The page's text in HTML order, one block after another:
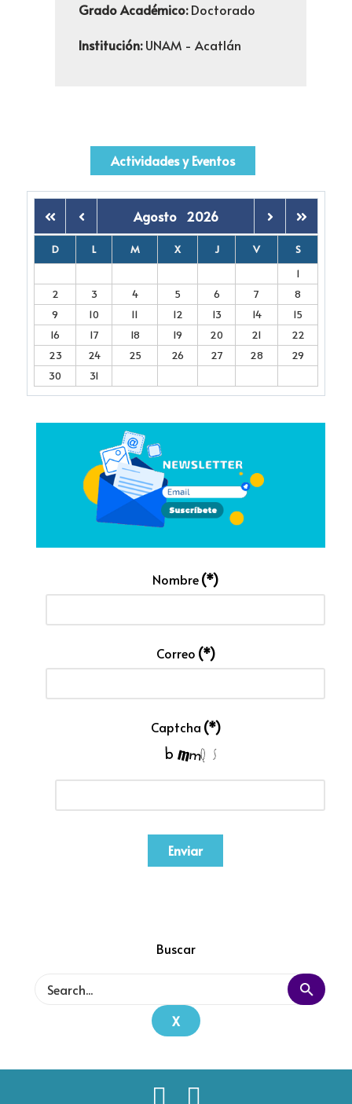
Grado Académico:Doctorado
Institución:UNAM - Acatlán
Actividades y Eventos
Agosto 2026
D L M X J V
S
1
2
3 4 5 6 7
8
9
10 11 12 13 14
15
16
17 18 19 20 21
22
23
24 25 26 27 28
29
30
31
Nombre(*)
Correo (*)
Captcha (*)
Enviar
Buscar
X